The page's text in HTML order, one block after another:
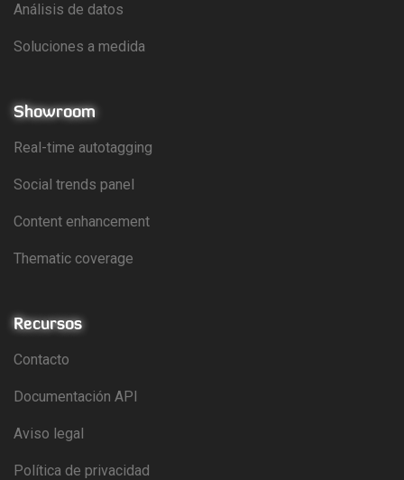
Análisis de datos
Soluciones a medida
Showroom
Real-time autotagging
Social trends panel
Content enhancement
Thematic coverage
Recursos
Contacto
Documentación API
Aviso legal
Política de privacidad